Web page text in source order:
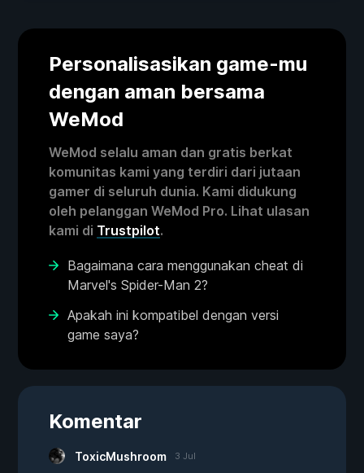
Personalisasikan game-mu
dengan aman bersama
WeMod
WeMod selalu aman dan gratis berkat
komunitas kami yang terdiri dari jutaan
gamer di seluruh dunia. Kami didukung
oleh pelanggan WeMod Pro. Lihat ulasan
kami di Trustpilot.
Bagaimana cara menggunakan cheat di
Marvel's Spider-Man 2?
Apakah ini kompatibel dengan versi
game saya?
Komentar
ToxicMushroom 3 Jul